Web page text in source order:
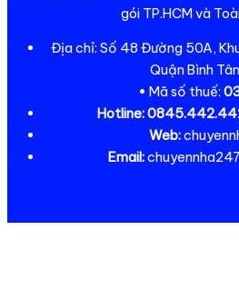
gói TP.HCM và
Địa chỉ: Số 48 Đường 50A,
Quận Bình
• Mã số thuế:
Hotline:
Web:
Email: